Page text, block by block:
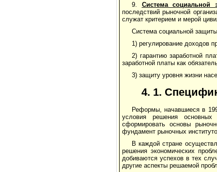
9. Система социальной
последствий рыночной
служат критерием и мерой
Система социальной
1) регулирование доходов
2) гарантию заработной
заработной платы как
3) защиту уровня жизни
4. 1.
Реформы, начавшиеся в
условия решения основных
сформировать основы
фундамент рыночных
В каждой стране
решения экономических
добиваются успехов в тех
другие аспекты решаемой